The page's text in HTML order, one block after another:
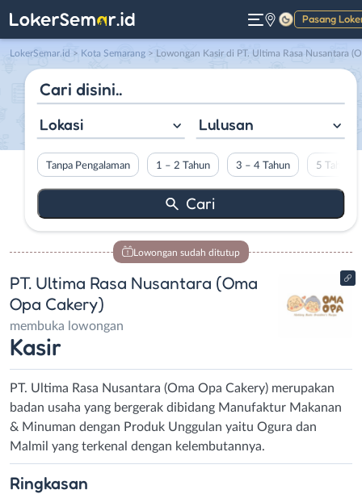
Pasang
Gelap
LokerSemar.id > Kota Semarang > Lowongan Kasir di PT. Ultima Rasa Nusantara (Oma Opa Cakery)
Lokasi Lulusan
Tanpa Pengalaman 1 – 2 Tahun 3 – 4 Tahun 5 Tahun
Lowongan sudah ditutup
PT. Ultima Rasa Nusantara (Oma
Opa Cakery)
membuka lowongan
Kasir
PT. Ultima Rasa Nusantara (Oma Opa Cakery) merupakan
badan usaha yang bergerak dibidang Manufaktur Makanan
& Minuman dengan Produk Unggulan yaitu Ogura dan
Malmil yang terkenal dengan kelembutannya.
Ringkasan